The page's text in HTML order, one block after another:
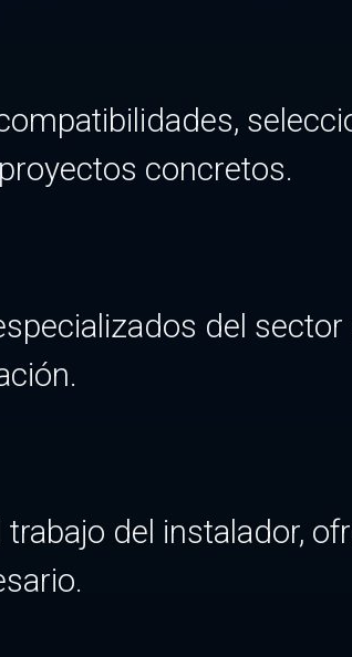
concretos.
del
del instalador,